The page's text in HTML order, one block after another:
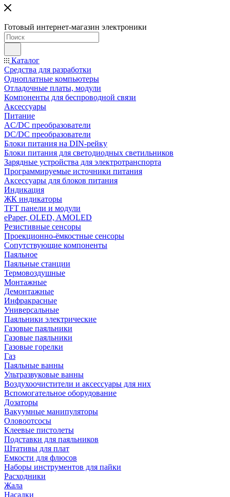
Готовый интернет-магазин электроники
Каталог
Средства для разработки
Одноплатные компьютеры
Отладочные платы, модули
Компоненты для беспроводной связи
Аксессуары
Питание
AC/DC преобразователи
DC/DC преобразователи
Блоки питания на DIN-рейку
Блоки питания для светодиодных светильников
Зарядные устройства для электротранспорта
Программируемые источники питания
Аксессуары для блоков питания
Индикация
ЖК индикаторы
TFT панели и модули
ePaper, OLED, AMOLED
Резистивные сенсоры
Проекционно-ёмкостные сенсоры
Сопутствующие компоненты
Паяльное
Паяльные станции
Термовоздушные
Монтажные
Демонтажные
Инфракрасные
Универсальные
Паяльники электрические
Газовые паяльники
Газовые паяльники
Газовые горелки
Газ
Паяльные ванны
Ультразвуковые ванны
Воздухоочистители и аксессуары для них
Вспомогательное оборудование
Дозаторы
Вакуумные манипуляторы
Оловоотсосы
Клеевые пистолеты
Подставки для паяльников
Штативы для плат
Емкости для флюсов
Наборы инструментов для пайки
Расходники
Жала
Насадки